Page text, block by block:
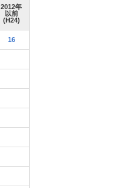
2012年
以前
(H24)
16